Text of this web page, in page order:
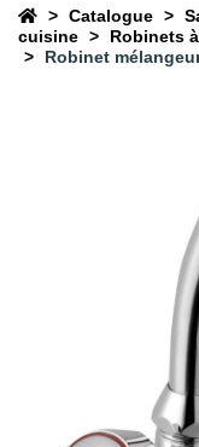
Catalogue
cuisine
Robinets
Robinet